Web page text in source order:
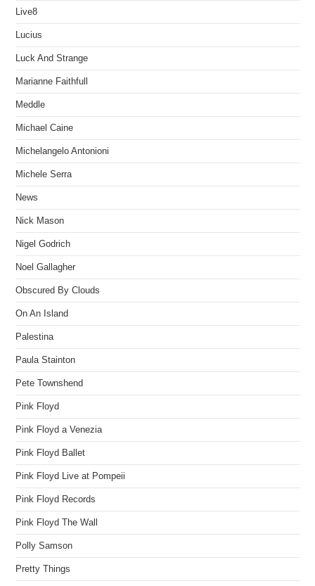
Live8
Lucius
Luck And Strange
Marianne Faithfull
Meddle
Michael Caine
Michelangelo Antonioni
Michele Serra
News
Nick Mason
Nigel Godrich
Noel Gallagher
Obscured By Clouds
On An Island
Palestina
Paula Stainton
Pete Townshend
Pink Floyd
Pink Floyd a Venezia
Pink Floyd Ballet
Pink Floyd Live at Pompeii
Pink Floyd Records
Pink Floyd The Wall
Polly Samson
Pretty Things